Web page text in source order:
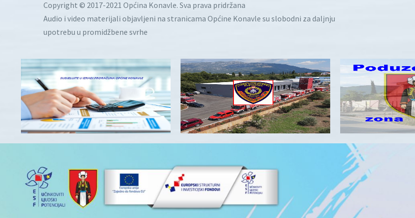
Copyright © 2017-2021 Općina Konavle. Sva prava pridržana
Audio i video materijali objavljeni na stranicama Općine Konavle su slobodni za daljnju
upotrebu u promidžbene svrhe